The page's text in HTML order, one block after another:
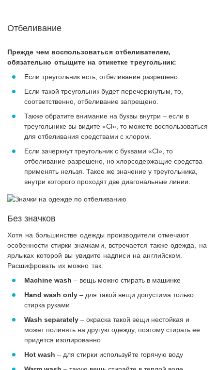
Отбеливание
Прежде чем воспользоваться отбеливателем,
обязательно отыщите на этикетке треугольник:
Если треугольник есть, отбеливание разрешено.
Если такой треугольник будет перечеркнутым, то,
соответственно, отбеливание запрещено.
Также обратите внимание на буквы внутри – если в
треугольнике вы видите «Cl», то можете воспользоваться
для отбеливания средствами с хлором.
Если зачеркнут треугольник с буквами «Cl», то
отбеливание разрешено, но хлорсодержащие средства
применять нельзя. Такое же значение у треугольника,
внутри которого проходят две диагональные линии.
Без значков
Хотя на большинстве одежды производители отмечают
особенности стирки значками, встречается также одежда, на
ярлыках которой вы увидите надписи на английском.
Расшифровать их можно так:
Machine wash – вещь можно стирать в машинке
Hand wash only – для такой вещи допустима только
стирка руками
Wash separately – окраска такой вещи нестойкая и
может полинять на другую одежду, поэтому стирать ее
придется изолированно
Hot wash – для стирки используйте горячую воду